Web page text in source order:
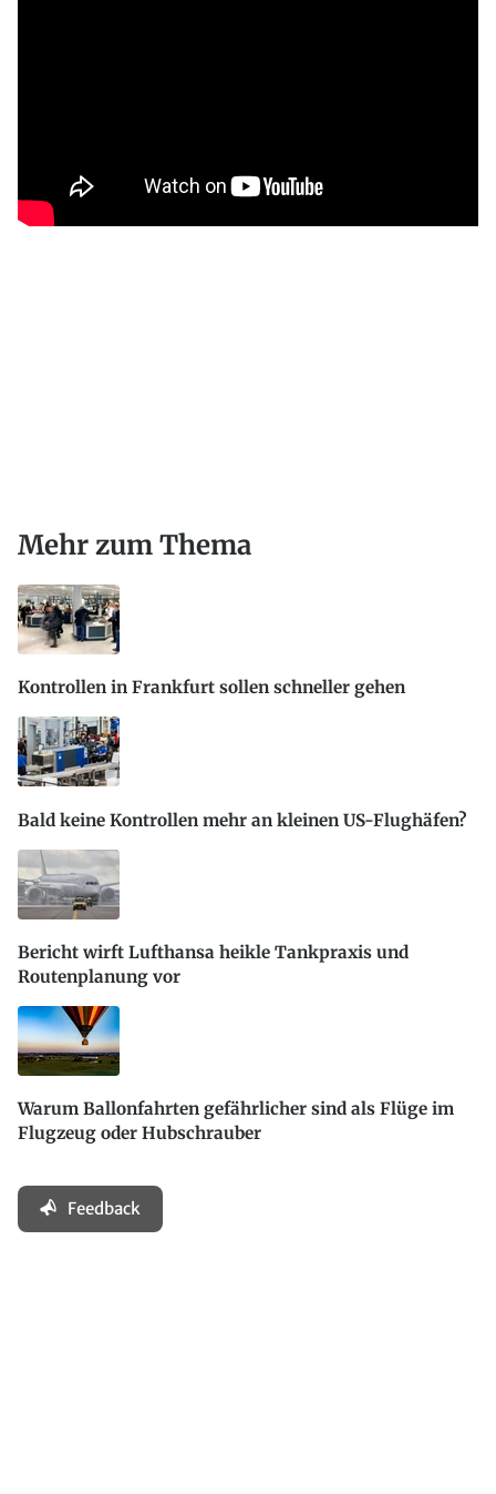
Mehr zum Thema
Kontrollen in Frankfurt sollen schneller gehen
Bald keine Kontrollen mehr an kleinen US-Flughäfen?
Bericht wirft Lufthansa heikle Tankpraxis und
Routenplanung vor
Warum Ballonfahrten gefährlicher sind als Flüge im
Flugzeug oder Hubschrauber
Feedback